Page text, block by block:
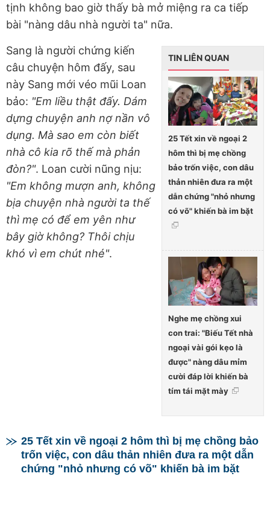
tịnh không bao giờ thấy bà mở miệng ra ca tiếp
bài "nàng dâu nhà người ta" nữa.
TIN LIÊN QUAN
25 Tết xin về ngoại 2
hôm thì bị mẹ chồng
bảo trốn việc, con dâu
thản nhiên đưa ra một
dẫn chứng "nhỏ nhưng
có võ" khiến bà im bặt
Nghe mẹ chồng xui
con trai: "Biếu Tết nhà
ngoại vài gói kẹo là
được" nàng dâu mỉm
cười đáp lời khiến bà
tím tái mặt mày
Sang là người chứng kiến
câu chuyện hôm đấy, sau
này Sang mới véo mũi Loan
bảo: "Em liều thật đấy. Dám
dựng chuyện anh nợ nần vô
dụng. Mà sao em còn biết
nhà cô kia rõ thế mà phản
đòn?". Loan cười nũng nịu:
"Em không mượn anh, không
bịa chuyện nhà người ta thế
thì mẹ có để em yên như
bây giờ không? Thôi chịu
khó vì em chút nhé".
25 Tết xin về ngoại 2 hôm thì bị mẹ chồng bảo
trốn việc, con dâu thản nhiên đưa ra một dẫn
chứng "nhỏ nhưng có võ" khiến bà im bặt